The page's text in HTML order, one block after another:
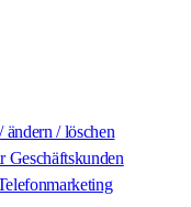
ändern / löschen
Geschäftskunden